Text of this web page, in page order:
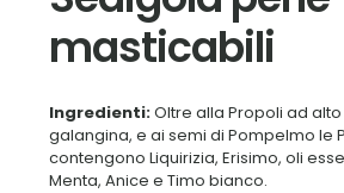
masticabili
Ingredienti:Oltre alla Propoli ad
galangina, e ai semi di Pompelmo le
contengono Liquirizia, Erisimo, oli
Menta, Anice e Timo bianco.